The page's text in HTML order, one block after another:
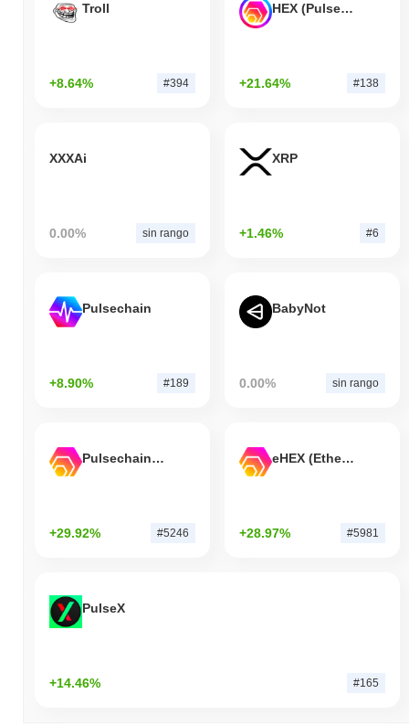
Troll
+8.64% #394
HEX (Pulsechain)
+21.64% #138
XXXAi
0.00% sin rango
XRP
+1.46% #6
Pulsechain
+8.90% #189
BabyNot
0.00% sin rango
Pulsechain Bridged HEX (Pulsechain)
+29.92% #5246
eHEX (Ethereum)
+28.97% #5981
PulseX
+14.46% #165